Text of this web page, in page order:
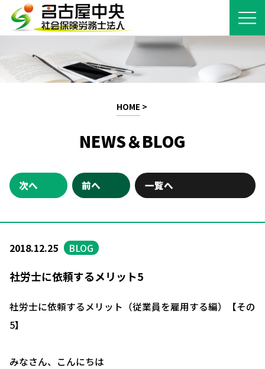
HOME >
NEWS＆BLOG
次へ 前へ 一覧へ
2018.12.25 BLOG
社労士に依頼するメリット5
社労士に依頼するメリット（従業員を雇用する編）【その
5】
みなさん、こんにちは